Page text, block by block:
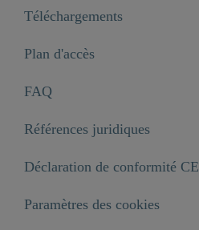
Téléchargements
Plan d'accès
FAQ
Références juridiques
Déclaration de conformité CE
Paramètres des cookies